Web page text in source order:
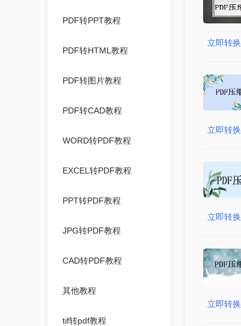
PDF转PPT教程
PDF转HTML教程
PDF转图片教程
PDF转CAD教程
WORD转PDF教程
EXCEL转PDF教程
PPT转PDF教程
JPG转PDF教程
CAD转PDF教程
其他教程
tif转pdf教程
立即转换
立即转换
立即转换
立即转换